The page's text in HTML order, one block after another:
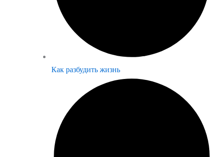
Как разбудить жизнь